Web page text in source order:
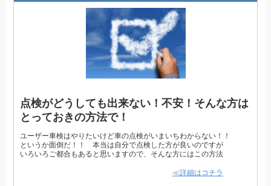
点検がどうしても出来ない！不安！そんな方は
とっておきの方法で！
ユーザー車検はやりたいけど車の点検がいまいちわからない！！
というか面倒だ！！ 本当は自分で点検した方が良いのですが
いろいろご都合もあると思いますので、そんな方にはこの方法
≪詳細はコチラ